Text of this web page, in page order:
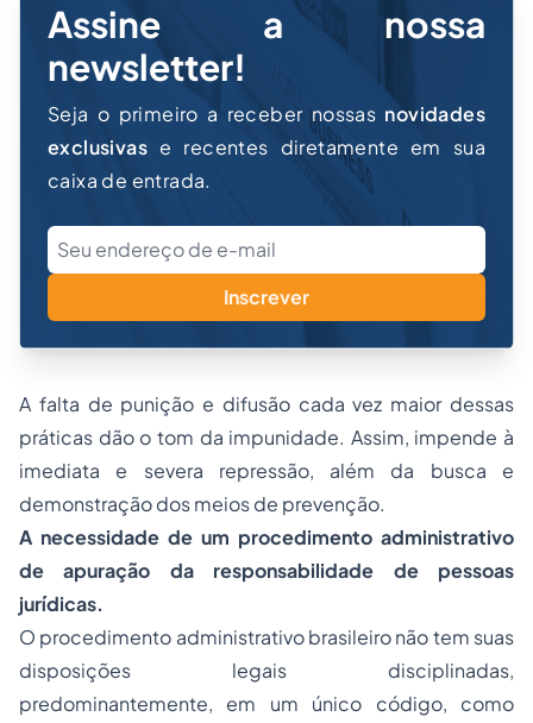
Assine a nossa
newsletter!
Seja o primeiro a receber nossas novidades
exclusivas e recentes diretamente em sua
caixa de entrada.
Inscrever
A falta de punição e difusão cada vez maior dessas
práticas dão o tom da impunidade. Assim, impende à
imediata e severa repressão, além da busca e
demonstração dos meios de prevenção.
A necessidade de um procedimento administrativo
de apuração da responsabilidade de pessoas
jurídicas.
O procedimento administrativo brasileiro não tem suas
disposições legais disciplinadas,
predominantemente, em um único código, como